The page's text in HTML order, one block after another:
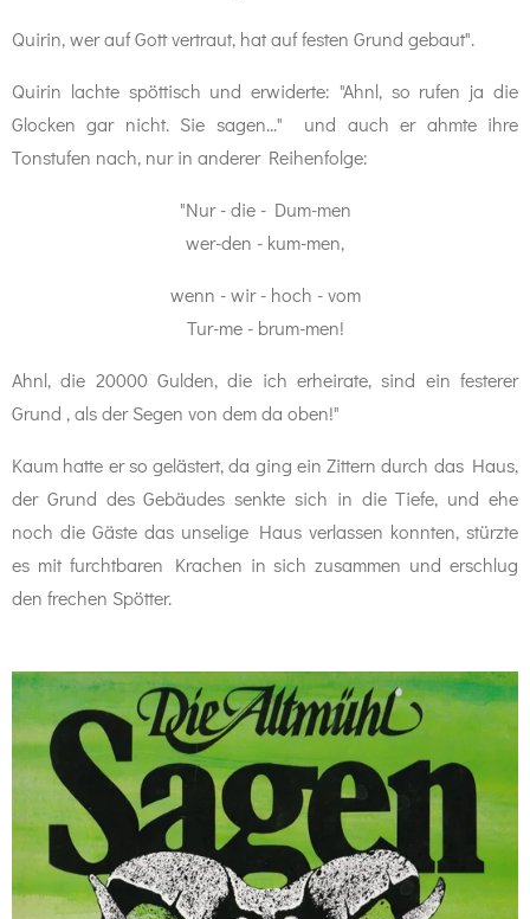
Quirin, wer auf Gott vertraut, hat auf festen Grund gebaut".
Quirin lachte spöttisch und erwiderte: "Ahnl, so rufen ja die
Glocken gar nicht. Sie sagen..." und auch er ahmte ihre
Tonstufen nach, nur in anderer Reihenfolge:
"Nur - die - Dum-men
wer-den - kum-men,
wenn - wir - hoch - vom
Tur-me - brum-men!
Ahnl, die 20000 Gulden, die ich erheirate, sind ein festerer
Grund , als der Segen von dem da oben!"
Kaum hatte er so gelästert, da ging ein Zittern durch das Haus,
der Grund des Gebäudes senkte sich in die Tiefe, und ehe
noch die Gäste das unselige Haus verlassen konnten, stürzte
es mit furchtbaren Krachen in sich zusammen und erschlug
den frechen Spötter.